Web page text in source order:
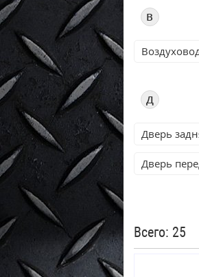
В
Д
Дверь
Дверь
Всего: 25